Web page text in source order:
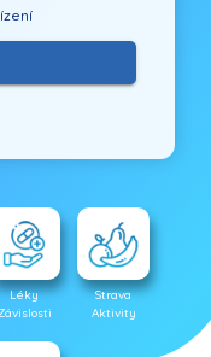
Léky
Strava
Aktivity